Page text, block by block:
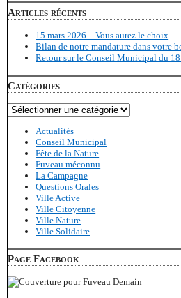
Articles récents
15 mars 2026 – Vous aurez le choix
Bilan de notre mandature dans votre
Retour sur le Conseil Municipal du 18
Catégories
Catégories
Actualités
Conseil Municipal
Fête de la Nature
Fuveau méconnu
La Campagne
Questions Orales
Ville Active
Ville Citoyenne
Ville Nature
Ville Solidaire
Page Facebook